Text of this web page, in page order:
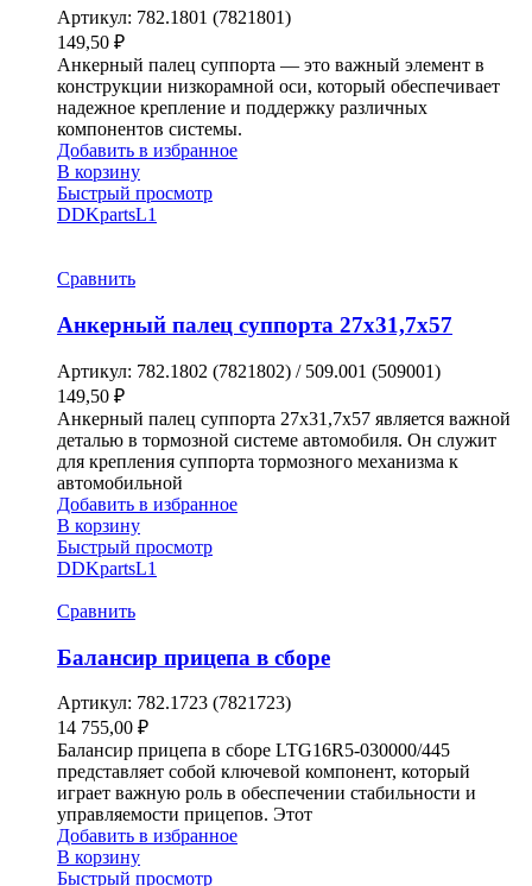
Артикул: 782.1801 (7821801)
149,50 ₽
Анкерный палец суппорта — это важный элемент в
конструкции низкорамной оси, который обеспечивает
надежное крепление и поддержку различных
компонентов системы.
Добавить в избранное
В корзину
Быстрый просмотр
DDKpartsL1
Сравнить
Анкерный палец суппорта 27х31,7х57
Артикул: 782.1802 (7821802) / 509.001 (509001)
149,50 ₽
Анкерный палец суппорта 27х31,7х57 является важной
деталью в тормозной системе автомобиля. Он служит
для крепления суппорта тормозного механизма к
автомобильной
Добавить в избранное
В корзину
Быстрый просмотр
DDKpartsL1
Сравнить
Балансир прицепа в сборе
Артикул: 782.1723 (7821723)
14 755,00 ₽
Балансир прицепа в сборе LTG16R5-030000/445
представляет собой ключевой компонент, который
играет важную роль в обеспечении стабильности и
управляемости прицепов. Этот
Добавить в избранное
В корзину
Быстрый просмотр